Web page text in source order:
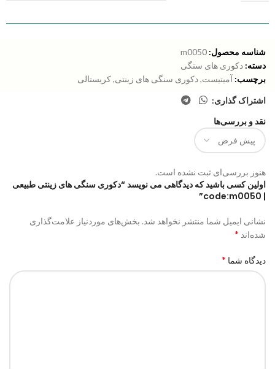
شناسه محصول: m0050
دسته: دکوری های سنگی
برچسب: آمیتیست,دکوری سنگی های زینتی,کریستالی
اشتراک گذاری:
نقد و بررسی‌ها
هنوز بررسی‌ای ثبت نشده است.
اولین کسی باشید که دیدگاهی می نویسد “دکوری سنگی های زینتی طبیعی
| code:m0050”
نشانی ایمیل شما منتشر نخواهد شد. بخش‌های موردنیاز علامت‌گذاری
شده‌اند *
دیدگاه شما *